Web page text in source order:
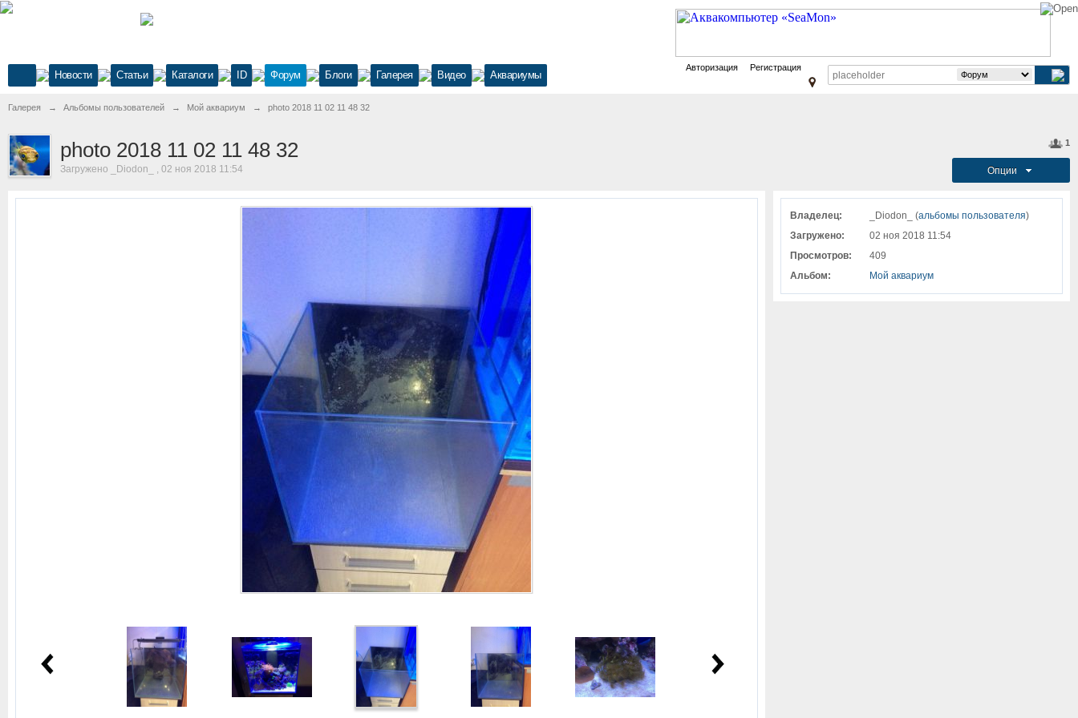
Новости Статьи Каталоги ID Форум Блоги Галерея Видео Аквариумы
Авторизация Регистрация
Галерея → Альбомы пользователей → Мой аквариум → photo 2018 11 02 11 48 32
1
Опции
photo 2018 11 02 11 48 32
Загружено _Diodon_ , 02 ноя 2018 11:54
Владелец: _Diodon_ (альбомы пользователя)
Загружено:
02 ноя 2018 11:54
Просмотров:
409
Альбом:
Мой аквариум